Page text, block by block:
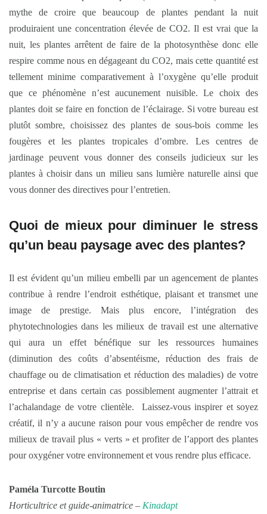
mythe de croire que beaucoup de plantes pendant la nuit
produiraient une concentration élevée de CO2. Il est vrai que la
nuit, les plantes arrêtent de faire de la photosynthèse donc elle
respire comme nous en dégageant du CO2, mais cette quantité est
tellement minime comparativement à l’oxygène qu’elle produit
que ce phénomène n’est aucunement nuisible. Le choix des
plantes doit se faire en fonction de l’éclairage. Si votre bureau est
plutôt sombre, choisissez des plantes de sous-bois comme les
fougères et les plantes tropicales d’ombre. Les centres de
jardinage peuvent vous donner des conseils judicieux sur les
plantes à choisir dans un milieu sans lumière naturelle ainsi que
vous donner des directives pour l’entretien.
Quoi de mieux pour diminuer le stress
qu’un beau paysage avec des plantes?
Il est évident qu’un milieu embelli par un agencement de plantes
contribue à rendre l’endroit esthétique, plaisant et transmet une
image de prestige. Mais plus encore, l’intégration des
phytotechnologies dans les milieux de travail est une alternative
qui aura un effet bénéfique sur les ressources humaines
(diminution des coûts d’absentéisme, réduction des frais de
chauffage ou de climatisation et réduction des maladies) de votre
entreprise et dans certain cas possiblement augmenter l’attrait et
l’achalandage de votre clientèle. Laissez-vous inspirer et soyez
créatif, il n’y a aucune raison pour vous empêcher de rendre vos
milieux de travail plus « verts » et profiter de l’apport des plantes
pour oxygéner votre environnement et vous rendre plus efficace.
Paméla Turcotte Boutin
Horticultrice et guide-animatrice – Kinadapt